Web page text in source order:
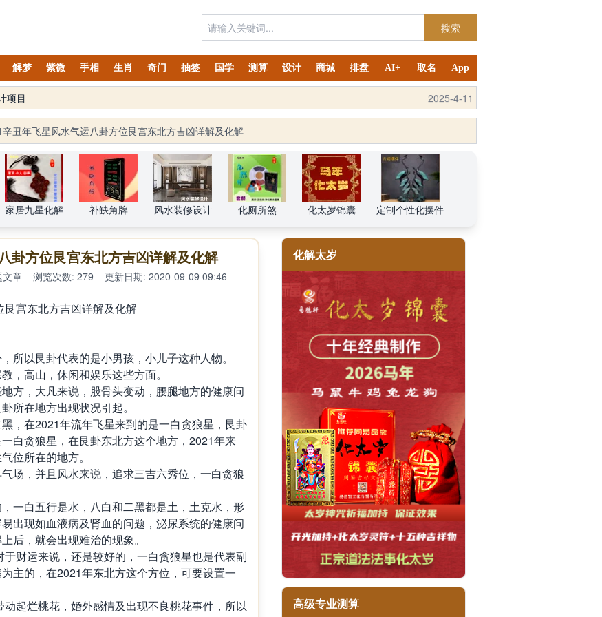
搜索
解梦 紫微 手相 生肖 奇门 抽签 国学 测算 设计 商城 排盘 AI+ 取名 App
项目 2025-4-11
丑年飞星风水气运八卦方位艮宫东北方吉凶详解及化解
家居九星化解 补缺角牌 风水装修设计 化厕所煞 化太岁锦囊 定制个性化摆件
卦方位艮宫东北方吉凶详解及化解
章 浏览次数: 279 更新日期: 2020-09-09 09:46
宫东北方吉凶详解及化解
所以艮卦代表的是小男孩，小儿子这种人物。
，高山，休闲和娱乐这些方面。
方，大凡来说，股骨头变动，腰腿地方的健康问
所在地方出现状况引起。
，在2021年流年飞星来到的是一白贪狼星，艮卦
白贪狼星，在艮卦东北方这个地方， 2021年来
位所在的地方。
场，并且风水来说，追求三吉六秀位，一白贪狼
一白五行是水，八白和二黑都是土，土克水，形
出现如血液病及肾血的问题，泌尿系统的健康问
后，就会出现难治的现象。
财运来说，还是较好的，一白贪狼星也是代表副
主的，在2021年东北方这个方位，可要设置一
起烂桃花，婚外感情及出现不良桃花事件，所以
化解太岁
高级专业测算